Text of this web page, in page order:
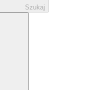
Szukaj